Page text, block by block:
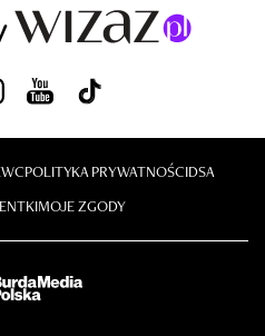
POLITYKA PRYWATNOŚCIDSA
MOJE ZGODY